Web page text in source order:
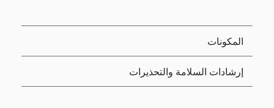
المكونات
إرشادات السلامة والتحذيرات